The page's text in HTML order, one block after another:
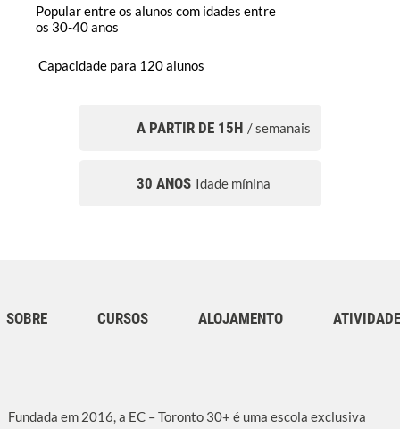
Popular entre os alunos com idades entre
os 30-40 anos
Capacidade para 120 alunos
A PARTIR DE 15H / semanais
30 ANOS Idade mínina
SOBRE CURSOS ALOJAMENTO
Fundada em 2016, a EC – Toronto 30+ é uma escola exclusiva